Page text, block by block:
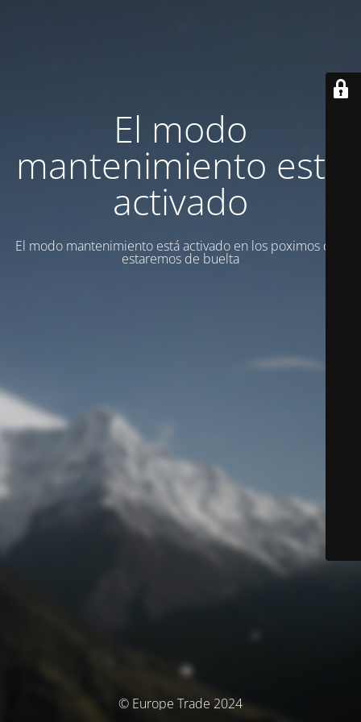
El modo
mantenimiento está
activado
El modo mantenimiento está activado en los poximos dias
estaremos de buelta
© Europe Trade 2024